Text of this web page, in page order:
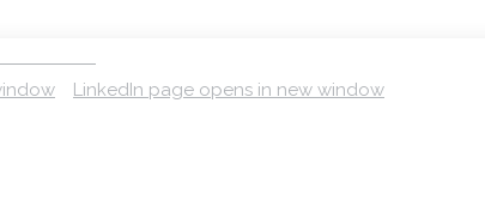
LinkedIn page opens in new window